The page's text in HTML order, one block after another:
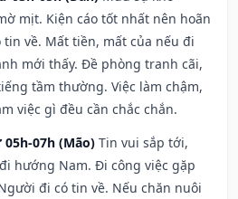
mịt. Kiện cáo tốt nhất nên hoãn
về. Mất tiền, mất của nếu đi
mới thấy. Đề phòng tranh cãi,
tầm thường. Việc làm chậm,
việc gì đều cần chắc chắn.
07h (Mão) Tin vui sắp tới,
hướng Nam. Đi công việc gặp
đi có tin về. Nếu chăn nuôi